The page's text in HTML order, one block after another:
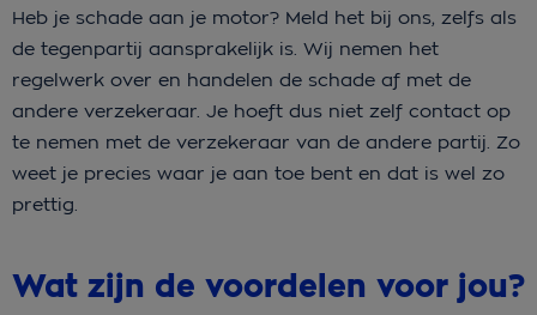
Heb je schade aan je motor? Meld het bij ons, zelfs als
de tegenpartij aansprakelijk is. Wij nemen het
regelwerk over en handelen de schade af met de
andere verzekeraar. Je hoeft dus niet zelf contact op
te nemen met de verzekeraar van de andere partij. Zo
weet je precies waar je aan toe bent en dat is wel zo
prettig.
Wat zijn de voordelen voor jou?